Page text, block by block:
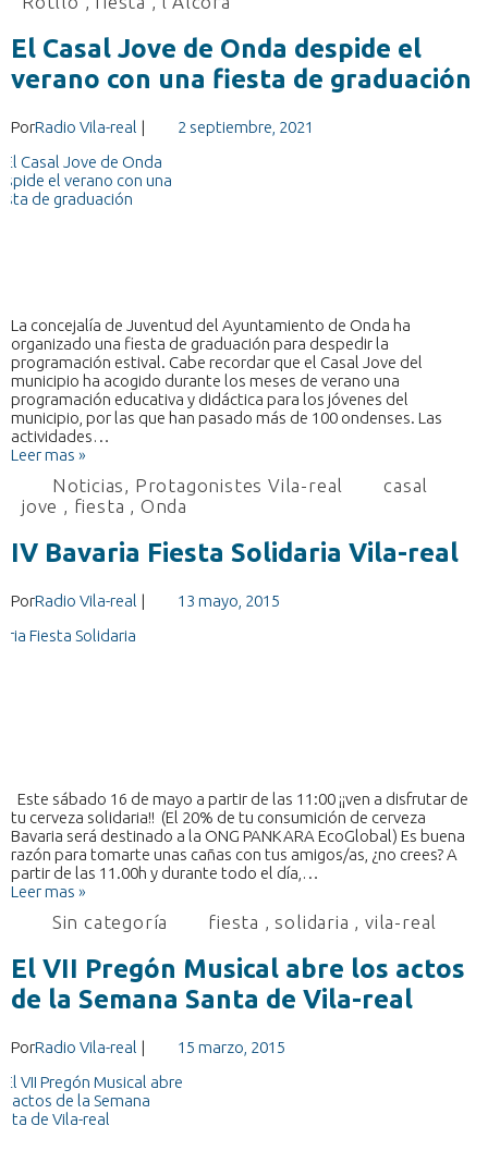
El Casal Jove de Onda despide el
verano con una fiesta de graduación
PorRadio Vila-real | 2 septiembre, 2021
La concejalía de Juventud del Ayuntamiento de Onda ha
organizado una fiesta de graduación para despedir la
programación estival. Cabe recordar que el Casal Jove del
municipio ha acogido durante los meses de verano una
programación educativa y didáctica para los jóvenes del
municipio, por las que han pasado más de 100 ondenses. Las
actividades…
Leer mas »
Noticias, Protagonistes Vila-real
casal
jove , fiesta , Onda
IV Bavaria Fiesta Solidaria Vila-real
PorRadio Vila-real | 13 mayo, 2015
Este sábado 16 de mayo a partir de las 11:00 ¡¡ven a disfrutar de
tu cerveza solidaria!! (El 20% de tu consumición de cerveza
Bavaria será destinado a la ONG PANKARA EcoGlobal) Es buena
razón para tomarte unas cañas con tus amigos/as, ¿no crees? A
partir de las 11.00h y durante todo el día,…
Leer mas »
Sin categoría fiesta , solidaria ,vila-real
El VII Pregón Musical abre los actos
de la Semana Santa de Vila-real
PorRadio Vila-real | 15 marzo, 2015